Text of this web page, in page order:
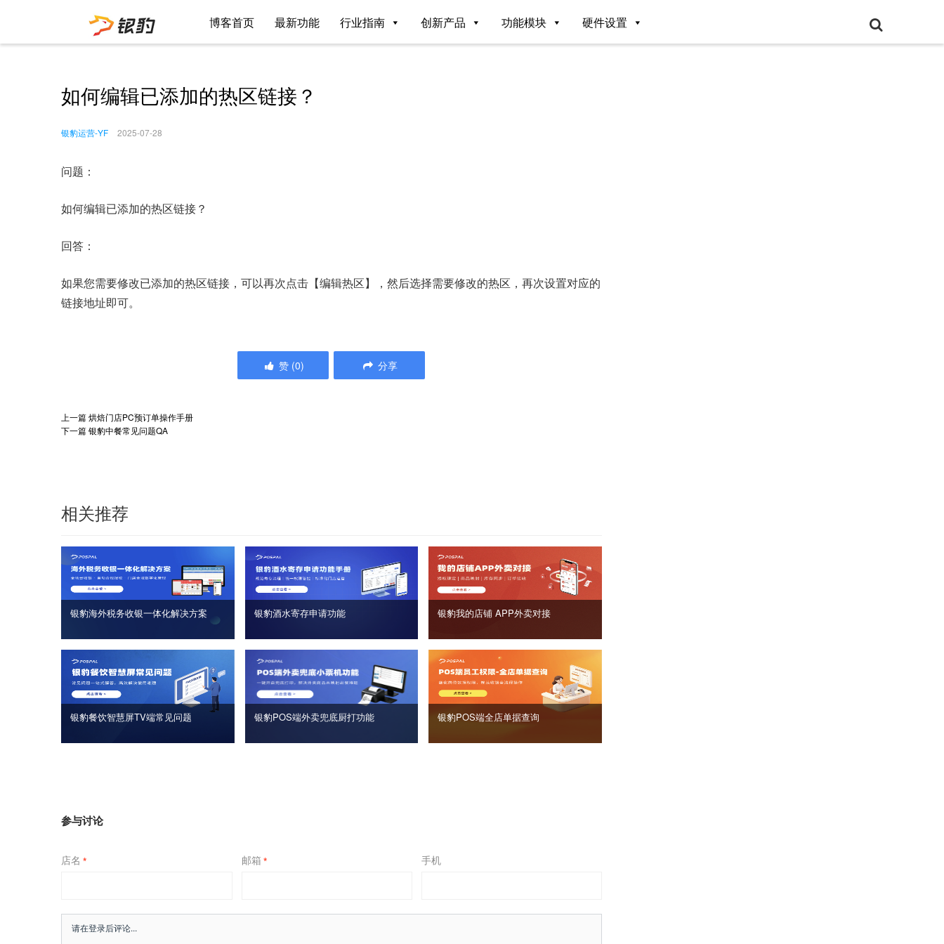
博客首页 最新功能 行业指南 创新产品 功能模块 硬件设置
如何编辑已添加的热区链接？
银豹运营-YF 2025-07-28
问题：
如何编辑已添加的热区链接？
回答：
如果您需要修改已添加的热区链接，可以再次点击【编辑热区】，然后选择需要修改的热区，再次设置对应的
链接地址即可。
赞 (0) 分享
上一篇烘焙门店PC预订单操作手册
下一篇银豹中餐常见问题QA
相关推荐
银豹海外税务收银一体化解决方案 银豹酒水寄存申请功能 银豹我的店铺 APP外卖对接
银豹餐饮智慧屏TV端常见问题 银豹POS端外卖兜底厨打功能 银豹POS端全店单据查询
参与讨论
店名 * 邮箱 * 手机